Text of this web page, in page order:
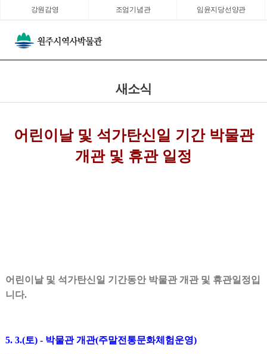
강원감영 조엄기념관 임윤지당선양관
새소식
어린이날 및 석가탄신일 기간 박물관
개관 및 휴관 일정
어린이날 및 석가탄신일 기간동안 박물관 개관 및 휴관일정입
니다.
5. 3.(토) - 박물관 개관(주말전통문화체험운영)